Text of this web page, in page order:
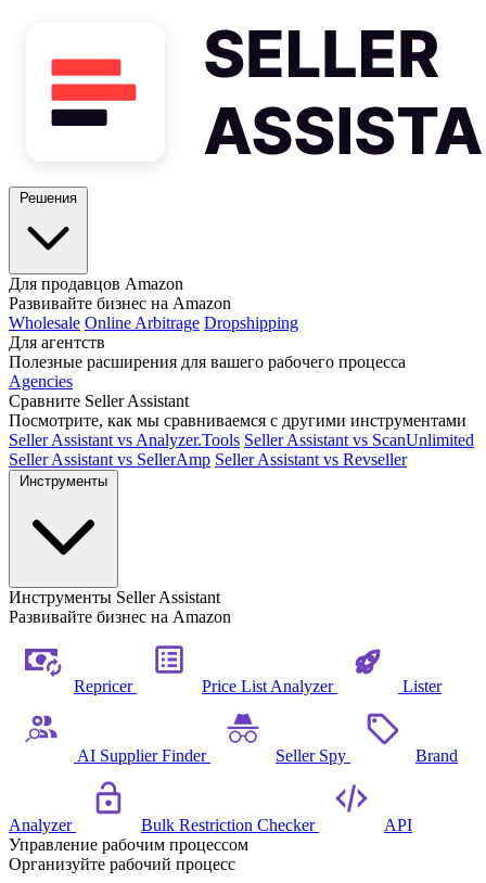
Для продавцов Amazon
Развивайте бизнес на Amazon
Wholesale Online Arbitrage Dropshipping
Для агентств
Полезные расширения для вашего рабочего процесса
Agencies
Сравните Seller Assistant
Посмотрите, как мы сравниваемся с другими инструментами
Seller Assistant vs Analyzer.Tools Seller Assistant vs ScanUnlimited
Seller Assistant vs SellerAmp Seller Assistant vs Revseller
Инструменты Seller Assistant
Развивайте бизнес на Amazon
Repricer Price List Analyzer Lister
AI Supplier Finder Seller Spy Brand
Analyzer Bulk Restriction Checker
API
Управление рабочим процессом
Организуйте рабочий процесс